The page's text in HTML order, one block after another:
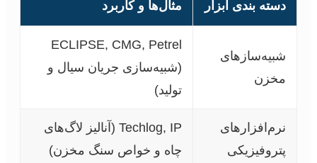
دسته بندی ابزار مثال‌ها و کاربرد
شبیه‌سازهای
مخزن
ECLIPSE, CMG, Petrel
(شبیه‌سازی جریان سیال و
تولید)
نرم‌افزارهای
پتروفیزیکی
Techlog, IP (آنالیز لاگ‌های
چاه و خواص سنگ مخزن)